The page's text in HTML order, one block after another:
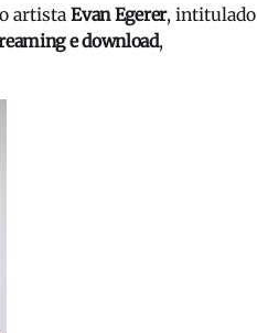
artistaEvan Egerer, intitulado
e download,